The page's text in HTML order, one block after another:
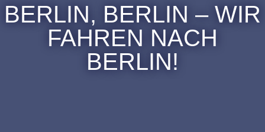
BERLIN, BERLIN – WIR
FAHREN NACH
BERLIN!